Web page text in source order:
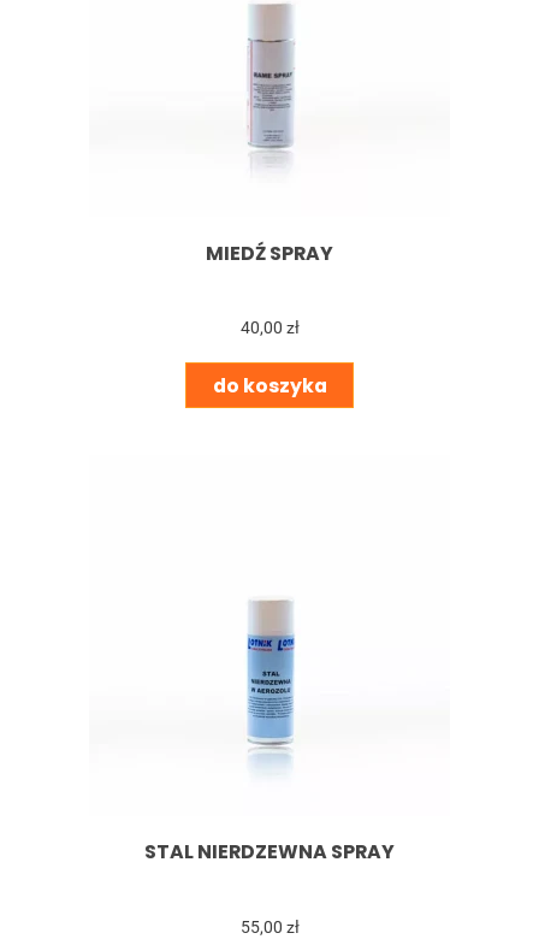
MIEDŹ SPRAY
40,00 zł
do koszyka
STAL NIERDZEWNA SPRAY
55,00 zł